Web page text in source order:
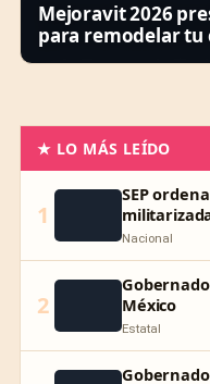
Mejoravit 2026
para remodelar tu
★ LO MÁS LEÍDO
1
SEP
Nacional
2
México
Estatal